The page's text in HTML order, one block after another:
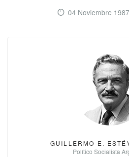
04 Noviembre 1987
GUILLERMO E.
Político Socialista